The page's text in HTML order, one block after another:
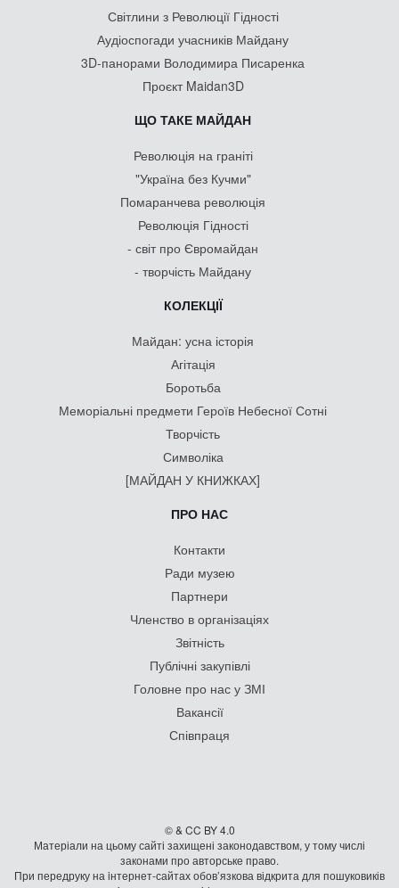
Світлини з Революції Гідності
Аудіоспогади учасників Майдану
3D-панорами Володимира Писаренка
Проєкт Maidan3D
ЩО ТАКЕ МАЙДАН
Революція на граніті
"Україна без Кучми"
Помаранчева революція
Революція Гідності
- світ про Євромайдан
- творчість Майдану
КОЛЕКЦІЇ
Майдан: усна історія
Агітація
Боротьба
Меморіальні предмети Героїв Небесної Сотні
Творчість
Символіка
[МАЙДАН У КНИЖКАХ]
ПРО НАС
Контакти
Ради музею
Партнери
Членство в організаціях
Звітність
Публічні закупівлі
Головне про нас у ЗМІ
Вакансії
Співпраця
© & CC BY 4.0
Матеріали на цьому сайті захищені законодавством, у тому числі
законами про авторське право.
При передруку на iнтернет-сайтах обов’язкова відкрита для пошуковиків